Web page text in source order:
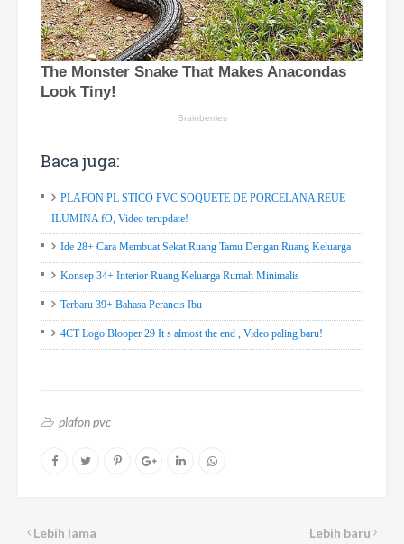
Baca juga:
PLAFON PL STICO PVC SOQUETE DE PORCELANA REUE
ILUMINA fO, Video terupdate!
Ide 28+ Cara Membuat Sekat Ruang Tamu Dengan Ruang Keluarga
Konsep 34+ Interior Ruang Keluarga Rumah Minimalis
Terbaru 39+ Bahasa Perancis Ibu
4CT Logo Blooper 29 It s almost the end , Video paling baru!
plafon pvc
Lebih baru
Lebih lama